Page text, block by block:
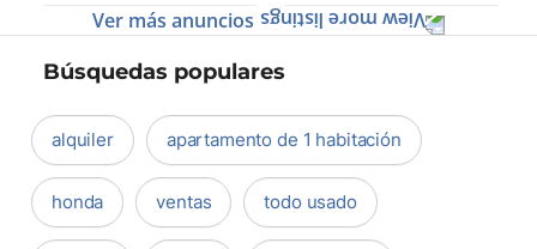
Ver más anuncios
Búsquedas populares
alquiler apartamento de 1 habitación
honda ventas todo usado